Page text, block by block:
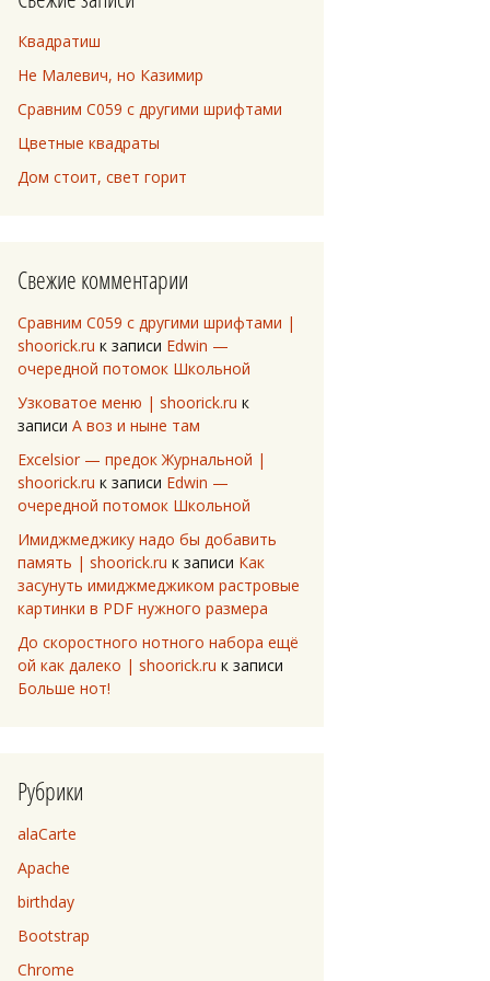
Квадратиш
Не Малевич, но Казимир
Сравним C059 с другими шрифтами
Цветные квадраты
Дом стоит, свет горит
Свежие комментарии
Сравним C059 с другими шрифтами |
shoorick.ru к записи Edwin —
очередной потомок Школьной
Узковатое меню | shoorick.ru к
записи А воз и ныне там
Excelsior — предок Журнальной |
shoorick.ru к записи Edwin —
очередной потомок Школьной
Имиджмеджику надо бы добавить
память | shoorick.ru к записи Как
засунуть имиджмеджиком растровые
картинки в PDF нужного размера
До скоростного нотного набора ещё
ой как далеко | shoorick.ru к записи
Больше нот!
Рубрики
alaCarte
Apache
birthday
Bootstrap
Chrome